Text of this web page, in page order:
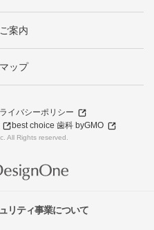
案内
ップ
イバシーポリシー
best choice 歯科 byGMO
All Rights reserved.
リティ事業について